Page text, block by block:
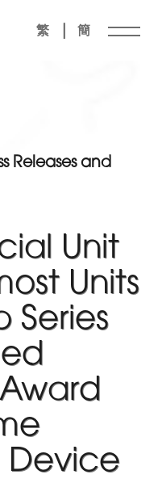
繁 | 簡
Releases and
Unit
Units
Series